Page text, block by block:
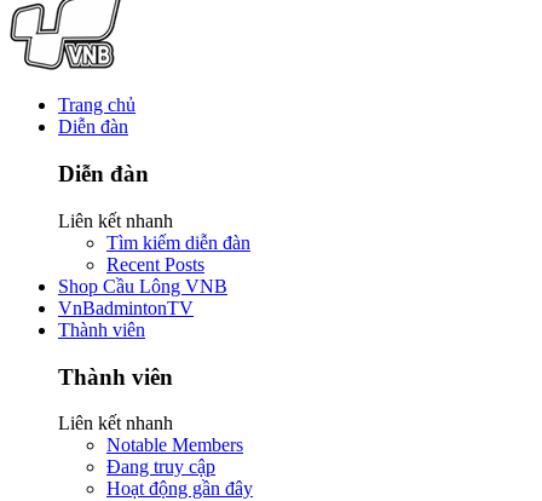
Trang chủ
Diễn đàn
Diễn đàn
Liên kết nhanh
Tìm kiếm diễn đàn
Recent Posts
Shop Cầu Lông VNB
VnBadmintonTV
Thành viên
Thành viên
Liên kết nhanh
Notable Members
Đang truy cập
Hoạt động gần đây